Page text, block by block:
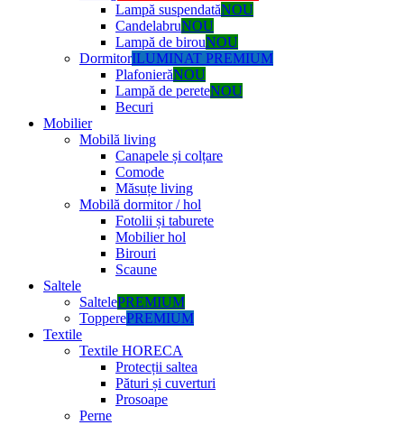
Lampă suspendatăNOU
CandelabruNOU
Lampă de birouNOU
DormitorILUMINAT PREMIUM
PlafonierăNOU
Lampă de pereteNOU
Becuri
Mobilier
Mobilă living
Canapele și colțare
Comode
Măsuțe living
Mobilă dormitor / hol
Fotolii și taburete
Mobilier hol
Birouri
Scaune
Saltele
SaltelePREMIUM
TopperePREMIUM
Textile
Textile HORECA
Protecții saltea
Pături și cuverturi
Prosoape
Perne